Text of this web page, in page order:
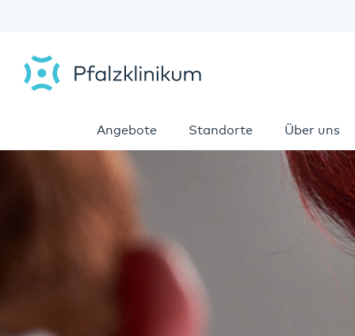
Angebote Standorte Über uns